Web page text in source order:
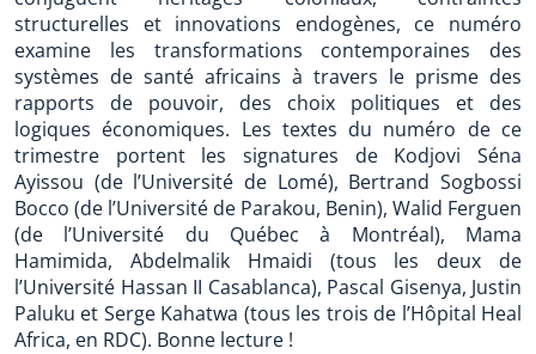
structurelles et innovations endogènes, ce numéro
examine les transformations contemporaines des
systèmes de santé africains à travers le prisme des
rapports de pouvoir, des choix politiques et des
logiques économiques. Les textes du numéro de ce
trimestre portent les signatures de Kodjovi Séna
Ayissou (de l’Université de Lomé), Bertrand Sogbossi
Bocco (de l’Université de Parakou, Benin), Walid Ferguen
(de l’Université du Québec à Montréal), Mama
Hamimida, Abdelmalik Hmaidi (tous les deux de
l’Université Hassan II Casablanca), Pascal Gisenya, Justin
Paluku et Serge Kahatwa (tous les trois de l’Hôpital Heal
Africa, en RDC). Bonne lecture !